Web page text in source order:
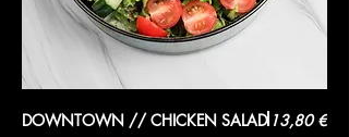
DOWNTOWN // CHICKEN SALAD 13,80 €